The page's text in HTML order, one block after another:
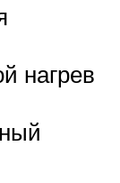
нагрев